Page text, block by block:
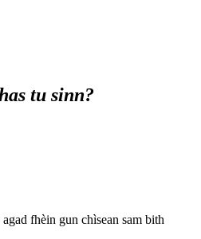
tu sinn?
fhèin gun chìsean sam bith